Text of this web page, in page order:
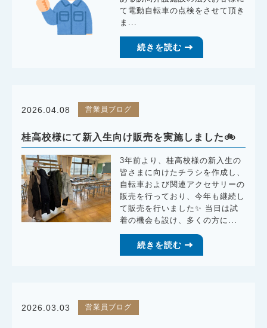
て電動自転車の点検をさせて頂き
ま...
続きを読む
2026.04.08 営業員ブログ
桂高校様にて新入生向け販売を実施しました🚲
3年前より、桂高校様の新入生の
皆さまに向けたチラシを作成し、
自転車および関連アクセサリーの
販売を行っており、今年も継続し
て販売を行いました✨ 当日は試
着の機会も設け、多くの方に...
続きを読む
2026.03.03 営業員ブログ